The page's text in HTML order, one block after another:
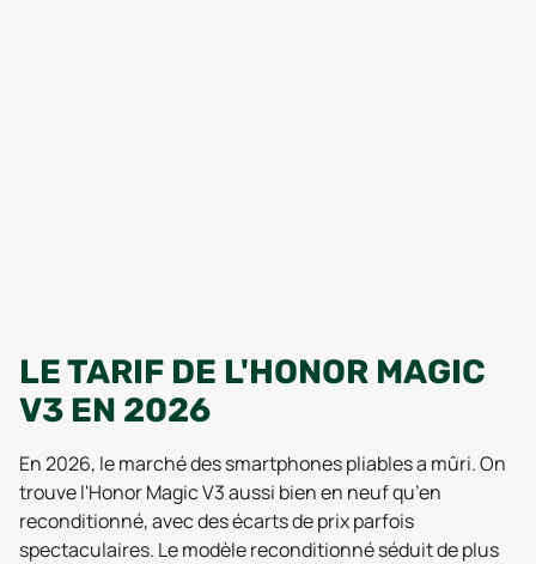
LE TARIF DE L'HONOR MAGIC
V3 EN 2026
En 2026, le marché des smartphones pliables a mûri. On
trouve l'Honor Magic V3 aussi bien en neuf qu’en
reconditionné, avec des écarts de prix parfois
spectaculaires. Le modèle reconditionné séduit de plus